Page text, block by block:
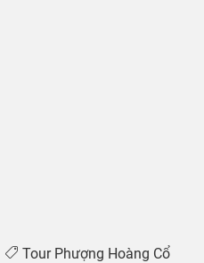
Tour Phượng Hoàng Cổ